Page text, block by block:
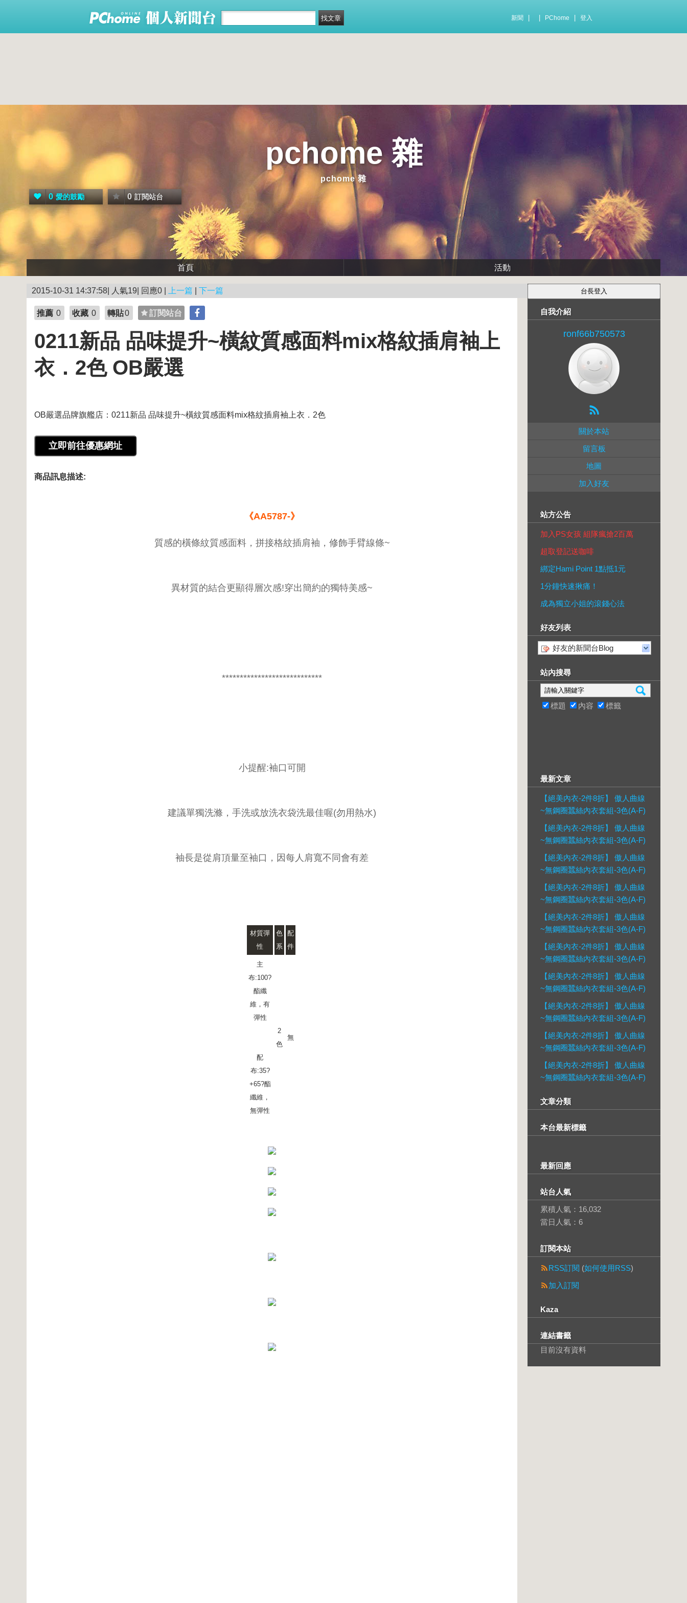
新聞 PChome 登入
pchome 雜
pchome 雜
0 愛的鼓勵 0 訂閱站台
首頁 活動
2015-10-31 14:37:58| 人氣19| 回應0 | 上一篇 下一篇
推薦 0 收藏 0 轉貼0 訂閱站台
0211新品 品味提升~橫紋質感面料mix格紋插肩袖上
衣．2色 OB嚴選
OB嚴選品牌旗艦店：0211新品 品味提升~橫紋質感面料mix格紋插肩袖上衣．2色
商品訊息描述:
《AA5787-》
質感的橫條紋質感面料，拼接格紋插肩袖，修飾手臂線條~
異材質的結合更顯得層次感!穿出簡約的獨特美感~
****************************
小提醒:袖口可開
建議單獨洗滌，手洗或放洗衣袋洗最佳喔(勿用熱水)
袖長是從肩頂量至袖口，因每人肩寬不同會有差
材質彈
性
色
系
配
件
主
布:100?
酯纖
維，有
彈性
配
布:35?
+65?酯
纖維，
無彈性
2
色
無
自我介紹
ronf66b750573
關於本站
留言板
地圖
加入好友
站方公告
加入PS女孩 組隊瘋搶2百萬
超取登記送咖啡
綁定Hami Point 1點抵1元
1分鐘快速揪痛！
成為獨立小姐的滾錢心法
好友列表
好友的新聞台Blog
站內搜尋
標題 內容 標籤
最新文章
【絕美內衣-2件8折】 傲人曲線
~無鋼圈蠶絲內衣套組-3色(A-F)
【絕美內衣-2件8折】 傲人曲線
~無鋼圈蠶絲內衣套組-3色(A-F)
【絕美內衣-2件8折】 傲人曲線
~無鋼圈蠶絲內衣套組-3色(A-F)
【絕美內衣-2件8折】 傲人曲線
~無鋼圈蠶絲內衣套組-3色(A-F)
【絕美內衣-2件8折】 傲人曲線
~無鋼圈蠶絲內衣套組-3色(A-F)
【絕美內衣-2件8折】 傲人曲線
~無鋼圈蠶絲內衣套組-3色(A-F)
【絕美內衣-2件8折】 傲人曲線
~無鋼圈蠶絲內衣套組-3色(A-F)
【絕美內衣-2件8折】 傲人曲線
~無鋼圈蠶絲內衣套組-3色(A-F)
【絕美內衣-2件8折】 傲人曲線
~無鋼圈蠶絲內衣套組-3色(A-F)
【絕美內衣-2件8折】 傲人曲線
~無鋼圈蠶絲內衣套組-3色(A-F)
文章分類
本台最新標籤
最新回應
站台人氣
累積人氣： 16,032
當日人氣： 6
訂閱本站
RSS訂閱 (如何使用RSS)
加入訂閱
Kaza
連結書籤
目前沒有資料